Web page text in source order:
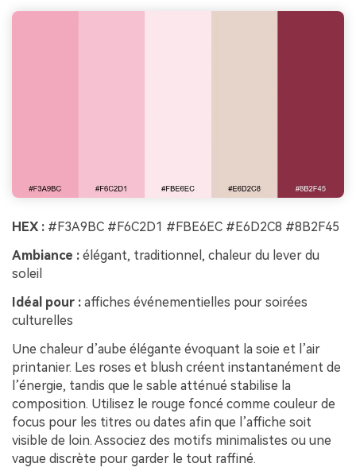
HEX : #F3A9BC #F6C2D1 #FBE6EC #E6D2C8 #8B2F45
Ambiance : élégant, traditionnel, chaleur du lever du
soleil
Idéal pour : affiches événementielles pour soirées
culturelles
Une chaleur d’aube élégante évoquant la soie et l’air
printanier. Les roses et blush créent instantanément de
l’énergie, tandis que le sable atténué stabilise la
composition. Utilisez le rouge foncé comme couleur de
focus pour les titres ou dates afin que l’affiche soit
visible de loin. Associez des motifs minimalistes ou une
vague discrète pour garder le tout raffiné.